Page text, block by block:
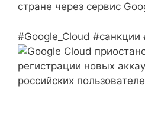
стране через сервис
#Google_Cloud #санкции